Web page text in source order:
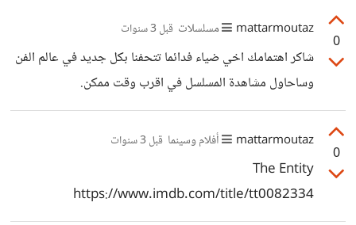
0
mattarmoutaz مسلسلات قبل 3 سنوات
شاكر اهتمامك اخي ضياء فدائما تتحفنا بكل جديد في عالم الفن
وساحاول مشاهدة المسلسل في اقرب وقت ممكن.
0
mattarmoutaz أفلام وسينما قبل 3 سنوات
The Entity
https://www.imdb.com/title/tt0082334